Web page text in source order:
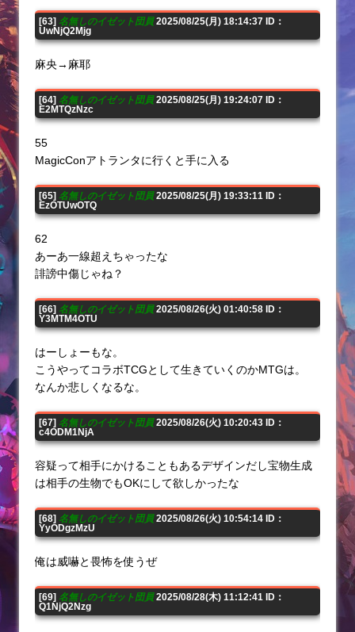
[63] 名無しのイゼット団員2025/08/25(月) 18:14:37 ID：
UwNjQ2Mjg
麻央→麻耶
[64] 名無しのイゼット団員2025/08/25(月) 19:24:07 ID：
E2MTQzNzc
55
MagicConアトランタに行くと手に入る
[65] 名無しのイゼット団員2025/08/25(月) 19:33:11 ID：
EzOTUwOTQ
62
あーあ一線超えちゃったな
誹謗中傷じゃね？
[66] 名無しのイゼット団員2025/08/26(火) 01:40:58 ID：
Y3MTM4OTU
はーしょーもな。
こうやってコラボTCGとして生きていくのかMTGは。
なんか悲しくなるな。
[67] 名無しのイゼット団員2025/08/26(火) 10:20:43 ID：
c4ODM1NjA
容疑って相手にかけることもあるデザインだし宝物生成
は相手の生物でもOKにして欲しかったな
[68] 名無しのイゼット団員2025/08/26(火) 10:54:14 ID：
YyODgzMzU
俺は威嚇と畏怖を使うぜ
[69] 名無しのイゼット団員2025/08/28(木) 11:12:41 ID：
Q1NjQ2Nzg